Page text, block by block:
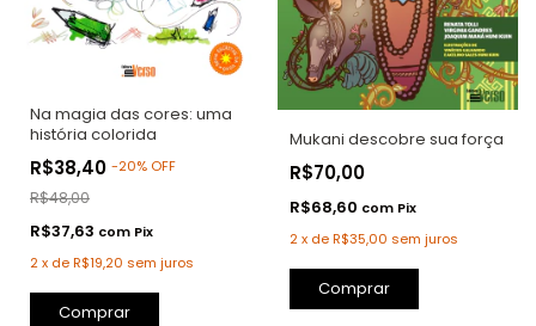
Na magia das cores: uma
história colorida
R$38,40 -20% OFF
R$48,00
R$37,63 com Pix
2x deR$19,20 sem juros
Comprar
Mukani descobre sua força
R$70,00
R$68,60 com Pix
2 x deR$35,00 sem juros
Comprar